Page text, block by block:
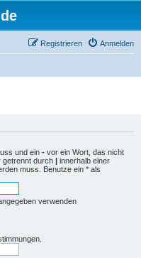
Anmelden
Registrieren
und ein - vor ein Wort, das nicht
getrennt durch | innerhalb einer
muss. Benutze ein * als
verwenden